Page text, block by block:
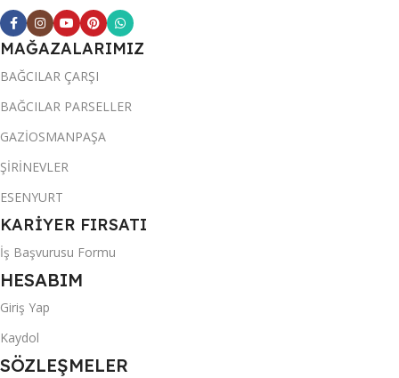
MAĞAZALARIMIZ
BAĞCILAR ÇARŞI
BAĞCILAR PARSELLER
GAZİOSMANPAŞA
ŞİRİNEVLER
ESENYURT
KARİYER FIRSATI
İş Başvurusu Formu
HESABIM
Giriş Yap
Kaydol
SÖZLEŞMELER